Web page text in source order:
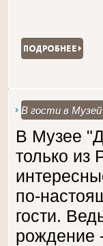
В гости в
В Музее
только из
по-
гости.
рождение